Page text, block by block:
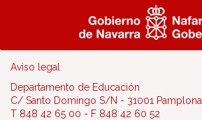
Aviso legal
Departamento de Educación
C/ Santo Domingo S/N - 31001 Pamplona
T 848 42 65 00 - F 848 42 60 52